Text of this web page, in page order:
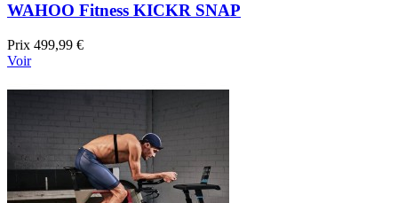
WAHOO Fitness KICKR SNAP
Prix 499,99 €
Voir